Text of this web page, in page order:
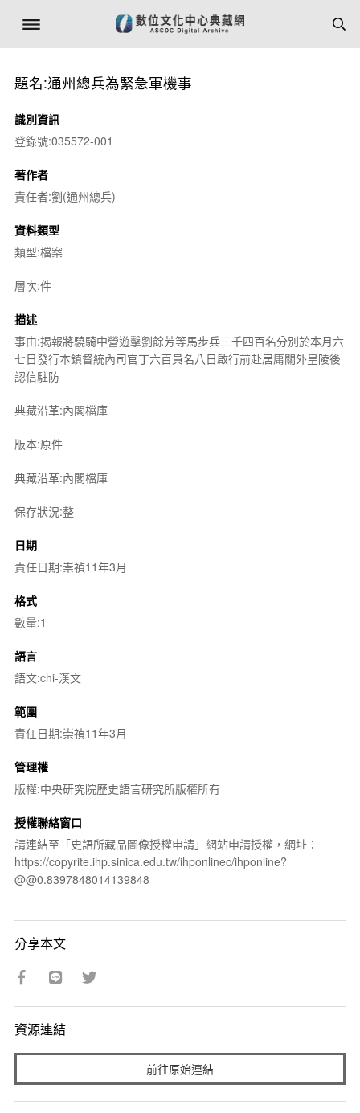
題名:通州總兵為緊急軍機事
識別資訊
登錄號:035572-001
著作者
責任者:劉(通州總兵)
資料類型
類型:檔案
層次:件
描述
事由:揭報將驍騎中營遊擊劉餘芳等馬步兵三千四百名分別於本月六
七日發行本鎮督統內司官丁六百員名八日啟行前赴居庸關外皇陵後
認信駐防
典藏沿革:內閣檔庫
版本:原件
典藏沿革:內閣檔庫
保存狀況:整
日期
責任日期:崇禎11年3月
格式
數量:1
語言
語文:chi-漢文
範圍
責任日期:崇禎11年3月
管理權
版權:中央研究院歷史語言研究所版權所有
授權聯絡窗口
請連結至「史語所藏品圖像授權申請」網站申請授權，網址：
https://copyrite.ihp.sinica.edu.tw/ihponlinec/ihponline?
@@0.8397848014139848
分享本文
資源連結
前往原始連結